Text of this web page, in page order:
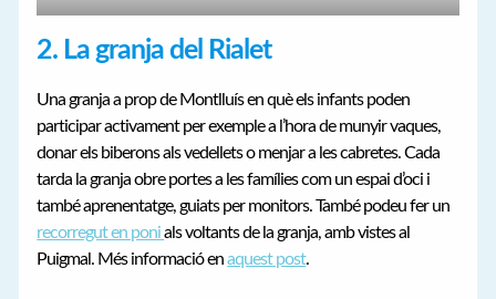
2. La granja del Rialet
Una granja a prop de Montlluís en què els infants poden
participar activament per exemple a l’hora de munyir vaques,
donar els biberons als vedellets o menjar a les cabretes. Cada
tarda la granja obre portes a les famílies com un espai d’oci i
també aprenentatge, guiats per monitors. També podeu fer un
recorregut en ponials voltants de la granja, amb vistes al
Puigmal. Més informació enaquest post.